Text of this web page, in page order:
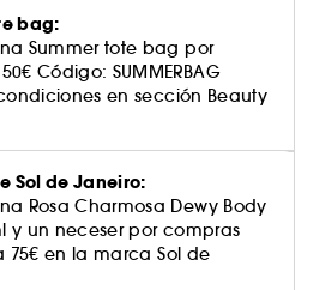
de poros
& matificante
limpiadores
Collection
bag:
Summer tote bag por
Código: SUMMERBAG
en sección Beauty
Sol de Janeiro:
Rosa Charmosa Dewy Body
y un neceser por compras
75€ en la marca Sol de